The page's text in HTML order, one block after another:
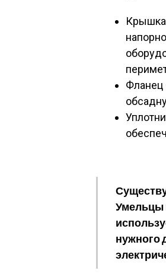
Крышка
Фланец
Умельцы
нужного